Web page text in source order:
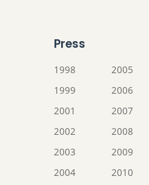
Press
1998
1999
2001
2002
2003
2004
2005
2006
2007
2008
2009
2010